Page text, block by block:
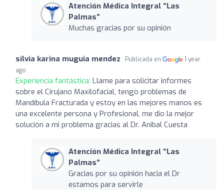
Atención Médica Integral “Las
Palmas”
Muchas gracias por su opinión
silvia karina muguia mendez Publicada en
1 year
ago
Experiencia fantástica: Llame para solicitar informes
sobre el Cirujano Maxilofacial, tengo problemas de
Mandíbula Fracturada y estoy en las mejores manos es
una excelente persona y Profesional, me dio la mejor
solución a mi problema gracias al Dr. Anibal Cuesta
Atención Médica Integral “Las
Palmas”
Gracias por su opinión hacia el Dr
estamos para servirle